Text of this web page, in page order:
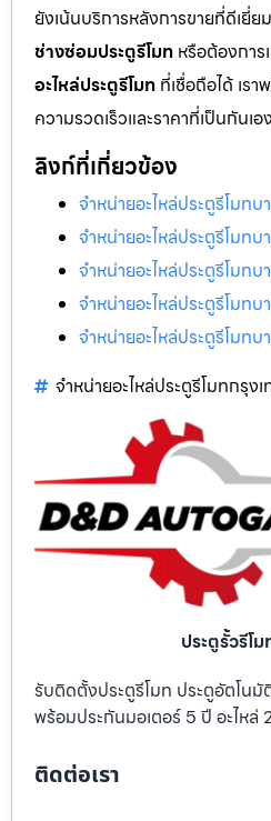
ยังเน้นบริการหลังการขายที่ดีเยี่
ช่างซ่อมประตูรีโมท หรือต้องการ
อะไหล่ประตูรีโมท ที่เชื่อถือได้ เร
ความรวดเร็วและราคาที่เป็นกันเอง
ลิงก์ที่เกี่ยวข้อง
จำหน่ายอะไหล่ประตูรีโมทบ
จำหน่ายอะไหล่ประตูรีโมทบ
จำหน่ายอะไหล่ประตูรีโมทบ
จำหน่ายอะไหล่ประตูรีโมทบ
จำหน่ายอะไหล่ประตูรีโมทบ
จำหน่ายอะไหล่ประตูรีโมทกรุง
ประตูรั้วรีโ
รับติดตั้งประตูรีโมท ประตูอัตโน
พร้อมประกันมอเตอร์ 5 ปี อะไหล่
ติดต่อเรา